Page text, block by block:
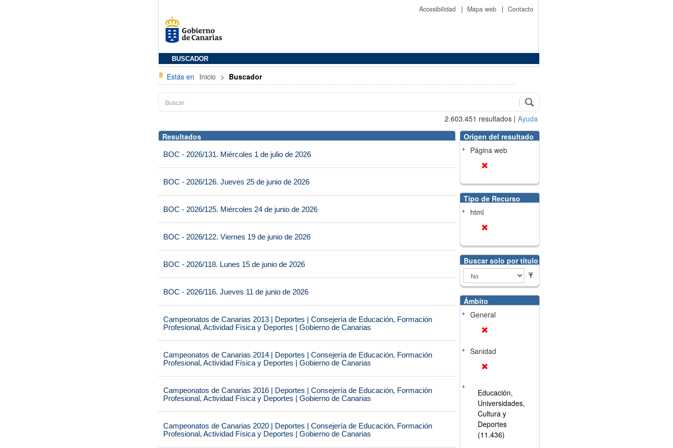
Accesibilidad | Mapa web | Contacto
BUSCADOR
Estás en Inicio > Buscador
2.603.451 resultados | Ayuda
Resultados
BOC - 2026/131. Miércoles 1 de julio de 2026
BOC - 2026/126. Jueves 25 de junio de 2026
BOC - 2026/125. Miércoles 24 de junio de 2026
BOC - 2026/122. Viernes 19 de junio de 2026
BOC - 2026/118. Lunes 15 de junio de 2026
BOC - 2026/116. Jueves 11 de junio de 2026
Campeonatos de Canarias 2013 | Deportes | Consejería de Educación, Formación
Profesional, Actividad Física y Deportes | Gobierno de Canarias
Campeonatos de Canarias 2014 | Deportes | Consejería de Educación, Formación
Profesional, Actividad Física y Deportes | Gobierno de Canarias
Campeonatos de Canarias 2016 | Deportes | Consejería de Educación, Formación
Profesional, Actividad Física y Deportes | Gobierno de Canarias
Campeonatos de Canarias 2020 | Deportes | Consejería de Educación, Formación
Profesional, Actividad Física y Deportes | Gobierno de Canarias
Origen del resultado
Página web
Tipo de Recurso
html
Buscar solo por título
Ámbito
General
Sanidad
Educación,
Universidades,
Cultura y
Deportes
(11.436)